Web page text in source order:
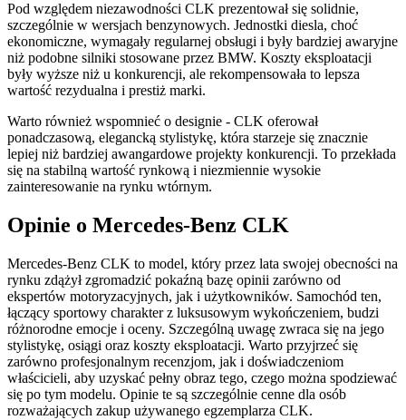
Pod względem niezawodności CLK prezentował się solidnie,
szczególnie w wersjach benzynowych. Jednostki diesla, choć
ekonomiczne, wymagały regularnej obsługi i były bardziej awaryjne
niż podobne silniki stosowane przez BMW. Koszty eksploatacji
były wyższe niż u konkurencji, ale rekompensowała to lepsza
wartość rezydualna i prestiż marki.
Warto również wspomnieć o designie - CLK oferował
ponadczasową, elegancką stylistykę, która starzeje się znacznie
lepiej niż bardziej awangardowe projekty konkurencji. To przekłada
się na stabilną wartość rynkową i niezmiennie wysokie
zainteresowanie na rynku wtórnym.
Opinie o Mercedes-Benz CLK
Mercedes-Benz CLK to model, który przez lata swojej obecności na
rynku zdążył zgromadzić pokaźną bazę opinii zarówno od
ekspertów motoryzacyjnych, jak i użytkowników. Samochód ten,
łączący sportowy charakter z luksusowym wykończeniem, budzi
różnorodne emocje i oceny. Szczególną uwagę zwraca się na jego
stylistykę, osiągi oraz koszty eksploatacji. Warto przyjrzeć się
zarówno profesjonalnym recenzjom, jak i doświadczeniom
właścicieli, aby uzyskać pełny obraz tego, czego można spodziewać
się po tym modelu. Opinie te są szczególnie cenne dla osób
rozważających zakup używanego egzemplarza CLK.